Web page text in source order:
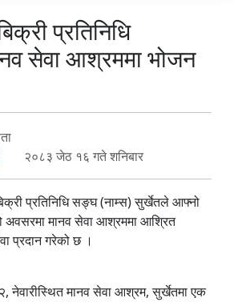
प्रतिनिधि
सेवा आश्रममा भोजन
२०८३ जेठ १६ गते शनिबार
प्रतिनिधि सङ्घ (नाम्स) सुर्खेतले आफ्नो
अवसरमा मानव सेवा आश्रममा आश्रित
प्रदान गरेको छ ।
नेवारीस्थित मानव सेवा आश्रम, सुर्खेतमा एक